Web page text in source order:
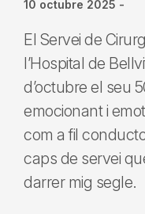
10 octubre 2025 -
El Servei de
l’Hospital de
d’octubre el seu
emocionant i
com a fil
caps de servei
darrer mig segle.